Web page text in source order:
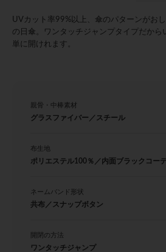
UVカット率99%以上、傘のパターンがお
の日傘。ワンタッチジャンプタイプだから
単に開けれます。
親骨・中棒素材
グラスファイバー／スチール
布生地
ポリエステル100％／内面ブラックコー
ネームバンド形状
共布／スナップボタン
開閉の方法
ワンタッチジャンプ